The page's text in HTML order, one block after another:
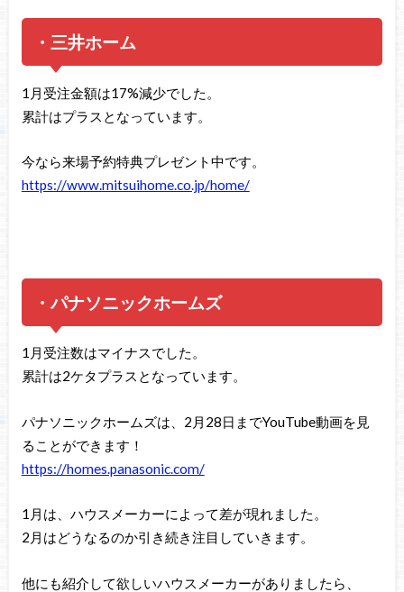
・三井ホーム
1月受注金額は17%減少でした。
累計はプラスとなっています。
今なら来場予約特典プレゼント中です。
https://www.mitsuihome.co.jp/home/
・パナソニックホームズ
1月受注数はマイナスでした。
累計は2ケタプラスとなっています。
パナソニックホームズは、2月28日までYouTube動画を見
ることができます！
https://homes.panasonic.com/
1月は、ハウスメーカーによって差が現れました。
2月はどうなるのか引き続き注目していきます。
他にも紹介して欲しいハウスメーカーがありましたら、